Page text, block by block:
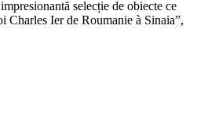
selecție de obiecte ce
Charles Ier de Roumanie à Sinaia”,